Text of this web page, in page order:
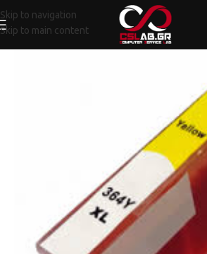
Skip to navigation
Skip to main content